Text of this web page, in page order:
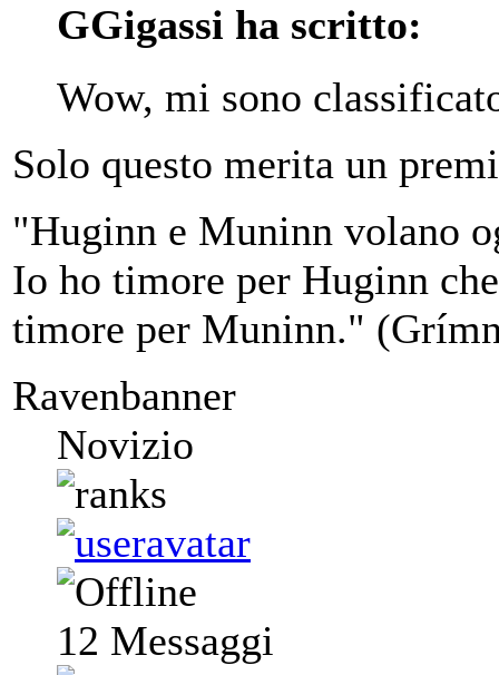
GGigassi ha scritto:
Wow, mi sono
Solo questo merita un
"Huginn e Muninn volano
Io ho timore per Huginn
timore per Muninn."
Ravenbanner
Novizio
12 Messaggi